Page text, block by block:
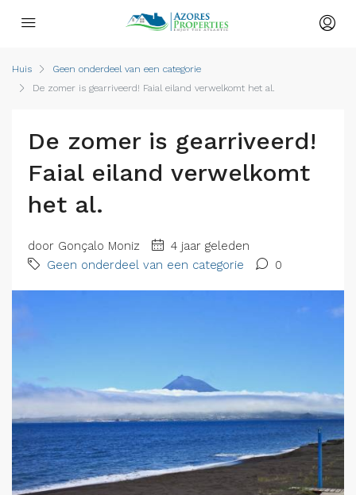
Huis
Geen onderdeel van een categorie
De zomer is gearriveerd! Faial eiland verwelkomt het al.
De zomer is gearriveerd!
Faial eiland verwelkomt
het al.
door Gonçalo Moniz
4 jaar geleden
Geen onderdeel van een categorie
0